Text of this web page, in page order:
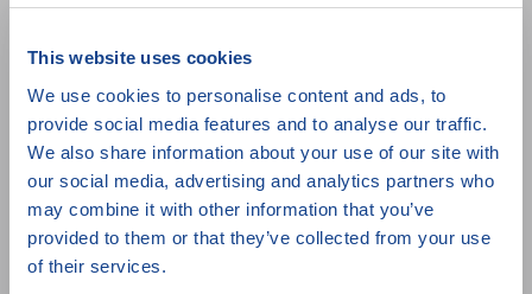
This website uses cookies
We use cookies to personalise content and ads, to
provide social media features and to analyse our traffic.
We also share information about your use of our site with
our social media, advertising and analytics partners who
may combine it with other information that you’ve
provided to them or that they’ve collected from your use
of their services.
Sdílejte tento pořad